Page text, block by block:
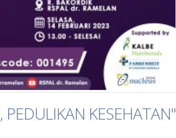
PEDULIKAN KESEHATAN"